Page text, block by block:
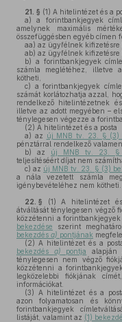
21. § (1) A hitelintézet és a
a) a forintbankjegyek
amelynek maximális
összefüggésben egyéb címen
aa) az ügyfélnek kifizetésre
ab) az ügyfélnek kifizetésre
b) a forintbankjegyek
számla meglétéhez, illetve
kötheti,
c) a forintbankjegyek
számát korlátozhatja azzal,
rendelkező hitelintézetnek
illetve az adott megyében –
ténylegesen végezze a
(2) A hitelintézet és a posta
a) az új MNB tv. 23. § (3)
pénztárral rendelkező
b) az új MNB tv. 23. §
teljesítéséért díjat nem
c) az új MNB tv. 23. § (3)
a nála vezetett számla
igénybevételéhez nem kötheti.
22. § (1) A hitelintézet
átváltását ténylegesen végző
közzétenni a
bekezdése szerint
bekezdés a) pontjának
(2) A hitelintézet és a
bekezdés a) pontja
alapján
ténylegesen nem végző
közzétenni a
legközelebbi fiókjának
információkat.
(3) A hitelintézet és a
azon folyamatosan és
forintbankjegyek
listáját, valamint az (1)